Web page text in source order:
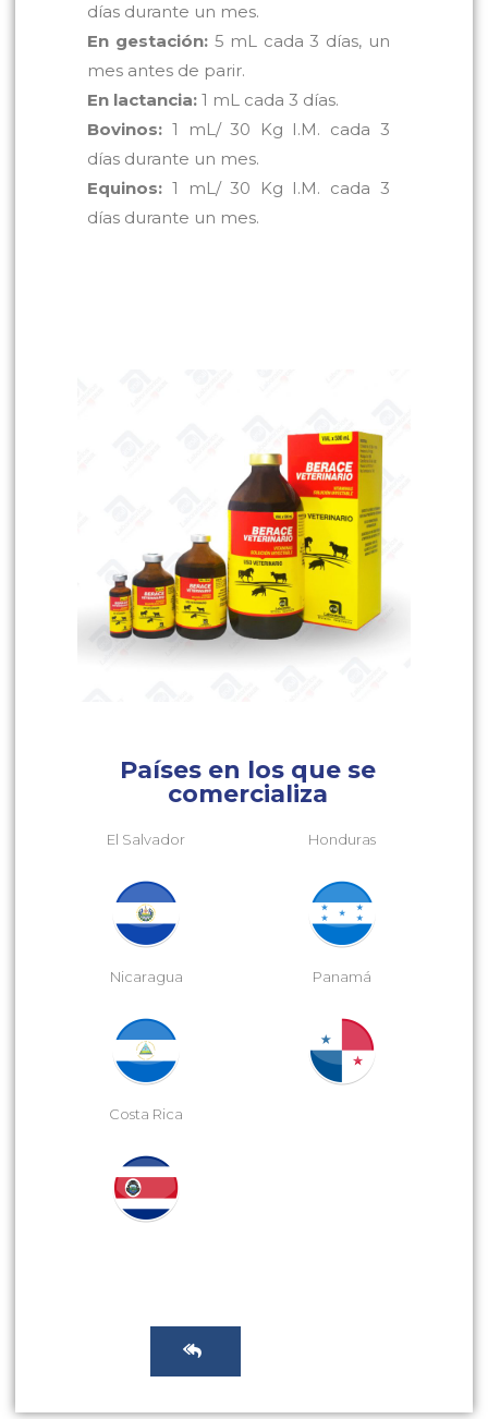
días durante un mes.
En gestación:5 mL cada 3 días, un
mes antes de parir.
En lactancia: 1 mL cada 3 días.
Bovinos: 1 mL/ 30 Kg I.M. cada 3
días durante un mes.
Equinos: 1 mL/ 30 Kg I.M. cada 3
días durante un mes.
Países en los que se
comercializa
El Salvador Honduras
Nicaragua Panamá
Costa Rica